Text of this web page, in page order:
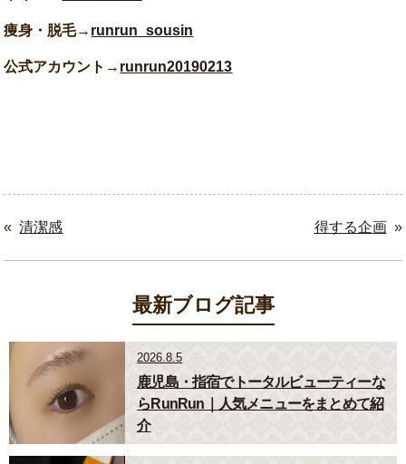
痩身・脱毛→ runrun_sousin
公式アカウント→ runrun20190213
« 清潔感 »
得する企画
最新ブログ記事
2026.8.5
鹿児島・指宿でトータルビューティーな
らRunRun｜人気メニューをまとめて紹
介